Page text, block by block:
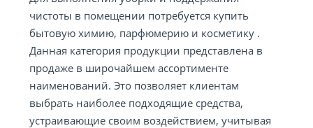
чистоты в помещении потребуется купить
бытовую химию, парфюмерию и косметику .
Данная категория продукции представлена в
продаже в широчайшем ассортименте
наименований. Это позволяет клиентам
выбрать наиболее подходящие средства,
устраивающие своим воздействием, учитывая